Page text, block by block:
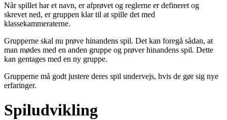
Når spillet har et navn, er afprøvet og reglerne er defineret og
skrevet ned, er gruppen klar til at spille det med
klassekammeraterne.
Grupperne skal nu prøve hinandens spil. Det kan foregå sådan, at
man mødes med en anden gruppe og prøver hinandens spil. Dette
kan gentages med en ny gruppe.
Grupperne må godt justere deres spil undervejs, hvis de gør sig nye
erfaringer.
Spiludvikling